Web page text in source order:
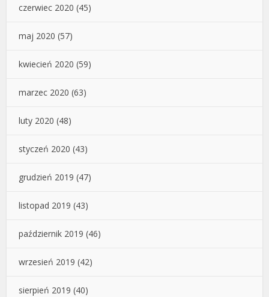
czerwiec 2020 (45)
maj 2020 (57)
kwiecień 2020 (59)
marzec 2020 (63)
luty 2020 (48)
styczeń 2020 (43)
grudzień 2019 (47)
listopad 2019 (43)
październik 2019 (46)
wrzesień 2019 (42)
sierpień 2019 (40)